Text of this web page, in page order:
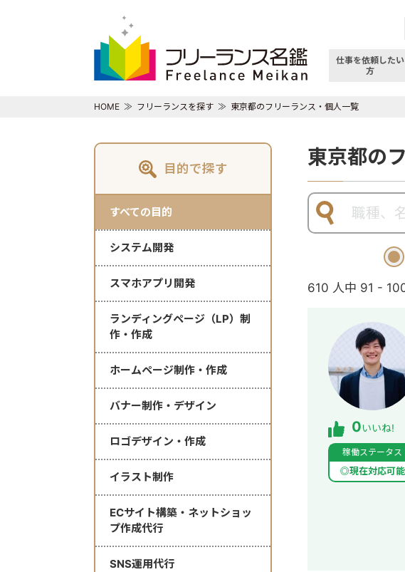
仕事を依頼したい
方
HOME フリーランスを探す 東京都のフリーランス・個人一覧
目的で探す
すべての目的
システム開発
スマホアプリ開発
ランディングページ（LP）制
作・作成
ホームページ制作・作成
バナー制作・デザイン
ロゴデザイン・作成
イラスト制作
ECサイト構築・ネットショッ
プ作成代行
SNS運用代行
東京都の
610 人中 91 -
0いいね!
稼働ステータス
◎現在対応可能